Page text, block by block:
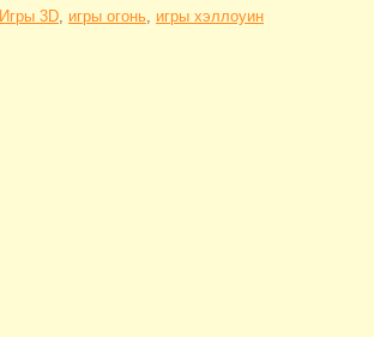
Игры 3D, игры огонь, игры хэллоуин